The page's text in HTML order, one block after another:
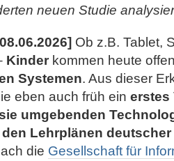
neuen Studie
Ob z.B. Tablet,
Kinder kommen heute
Systemen. Aus dieser
eben auch früh ein erstes
umgebenden
Lehrplänen
die Gesellschaft für